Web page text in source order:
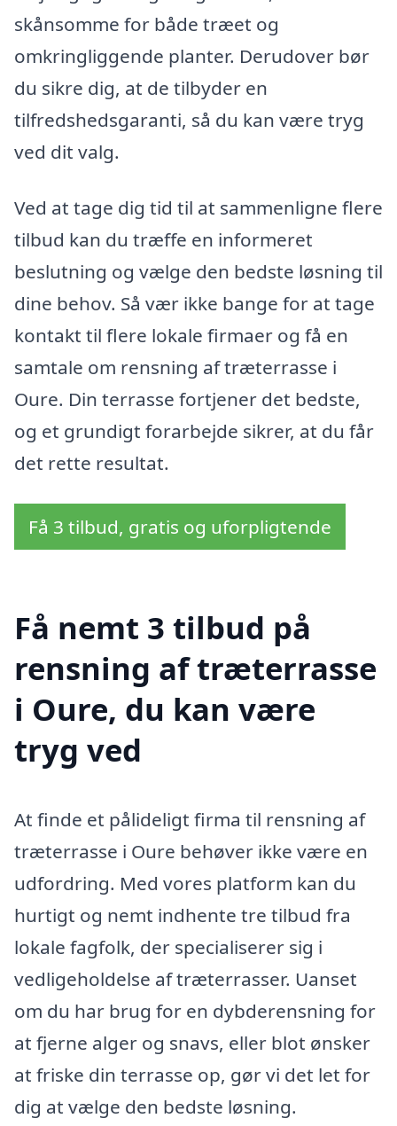
skånsomme for både træet og
omkringliggende planter. Derudover bør
du sikre dig, at de tilbyder en
tilfredshedsgaranti, så du kan være tryg
ved dit valg.
Ved at tage dig tid til at sammenligne flere
tilbud kan du træffe en informeret
beslutning og vælge den bedste løsning til
dine behov. Så vær ikke bange for at tage
kontakt til flere lokale firmaer og få en
samtale om rensning af træterrasse i
Oure. Din terrasse fortjener det bedste,
og et grundigt forarbejde sikrer, at du får
det rette resultat.
Få 3 tilbud, gratis og uforpligtende
Få nemt 3 tilbud på
rensning af træterrasse
i Oure, du kan være
tryg ved
At finde et pålideligt firma til rensning af
træterrasse i Oure behøver ikke være en
udfordring. Med vores platform kan du
hurtigt og nemt indhente tre tilbud fra
lokale fagfolk, der specialiserer sig i
vedligeholdelse af træterrasser. Uanset
om du har brug for en dybderensning for
at fjerne alger og snavs, eller blot ønsker
at friske din terrasse op, gør vi det let for
dig at vælge den bedste løsning.